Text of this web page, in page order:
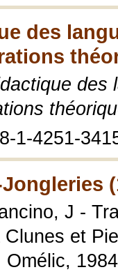
des
des
1-4251-
J -
Clunes et
Omélic, 1984